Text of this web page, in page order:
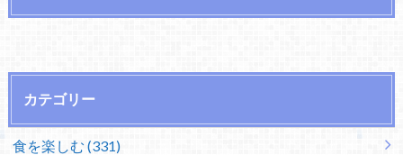
カテゴリー
食を楽しむ (331)